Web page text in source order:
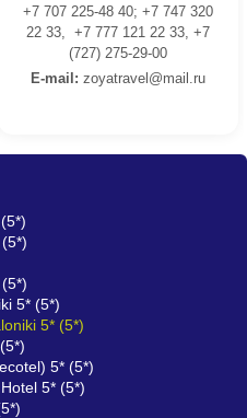
+7 707 225-48 40; +7 747 320
22 33, +7 777 121 22 33, +7
(727) 275-29-00
E-mail: zoyatravel@mail.ru
5* (5*)
5* (5*)
5* (5*)
5* (5*)